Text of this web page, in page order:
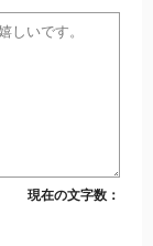
現在の文字数：